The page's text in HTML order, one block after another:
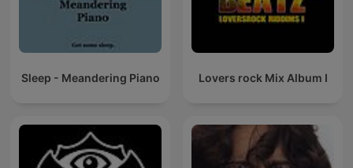
Sleep - Meandering Piano Lovers rock Mix Album I